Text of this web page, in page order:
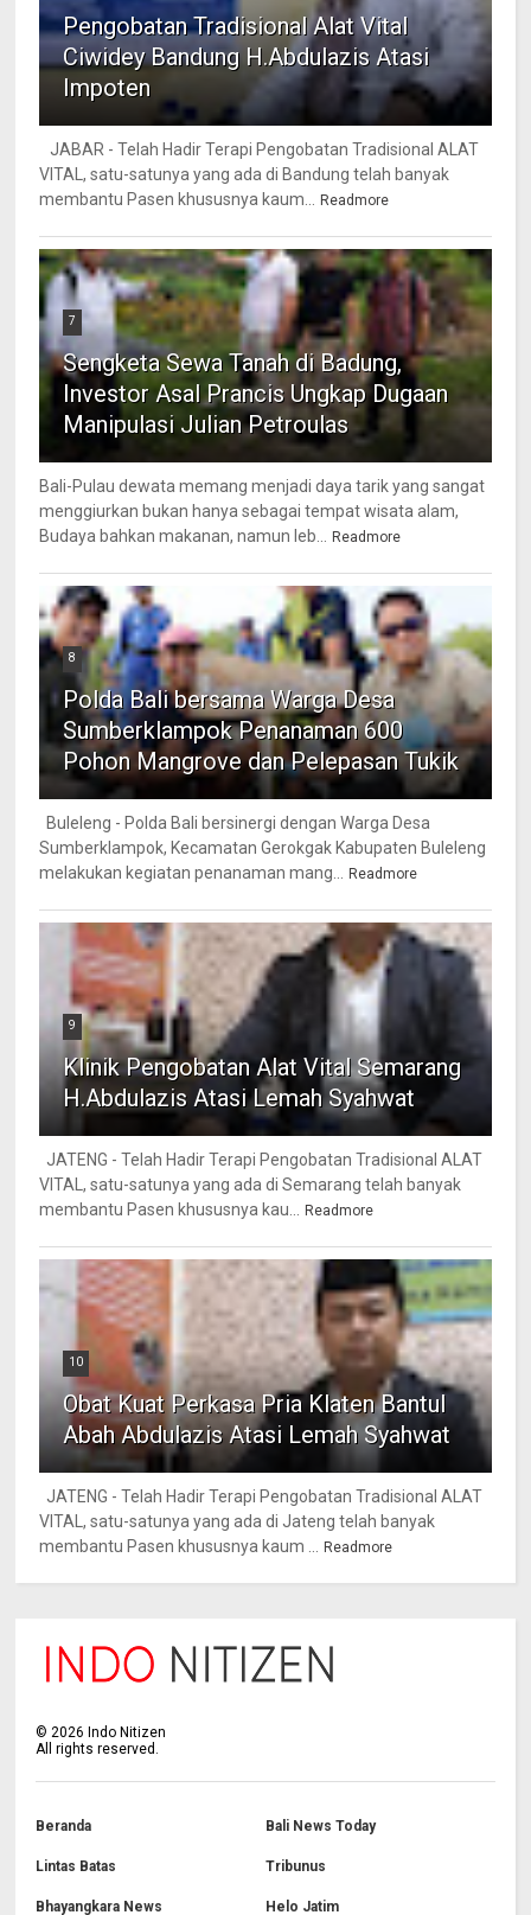
Pengobatan Tradisional Alat Vital
Ciwidey Bandung H.Abdulazis Atasi
Impoten
JABAR - Telah Hadir Terapi Pengobatan Tradisional ALAT
VITAL, satu-satunya yang ada di Bandung telah banyak
membantu Pasen khususnya kaum... Readmore
7
Sengketa Sewa Tanah di Badung,
Investor Asal Prancis Ungkap Dugaan
Manipulasi Julian Petroulas
Bali-Pulau dewata memang menjadi daya tarik yang sangat
menggiurkan bukan hanya sebagai tempat wisata alam,
Budaya bahkan makanan, namun leb... Readmore
8
Polda Bali bersama Warga Desa
Sumberklampok Penanaman 600
Pohon Mangrove dan Pelepasan Tukik
Buleleng - Polda Bali bersinergi dengan Warga Desa
Sumberklampok, Kecamatan Gerokgak Kabupaten Buleleng
melakukan kegiatan penanaman mang... Readmore
9
Klinik Pengobatan Alat Vital Semarang
H.Abdulazis Atasi Lemah Syahwat
JATENG - Telah Hadir Terapi Pengobatan Tradisional ALAT
VITAL, satu-satunya yang ada di Semarang telah banyak
membantu Pasen khususnya kau... Readmore
10
Obat Kuat Perkasa Pria Klaten Bantul
Abah Abdulazis Atasi Lemah Syahwat
JATENG - Telah Hadir Terapi Pengobatan Tradisional ALAT
VITAL, satu-satunya yang ada di Jateng telah banyak
membantu Pasen khususnya kaum ... Readmore
©2026 Indo Nitizen
All rights reserved.
Beranda Bali News Today
Lintas Batas Tribunus
Bhayangkara News Helo Jatim